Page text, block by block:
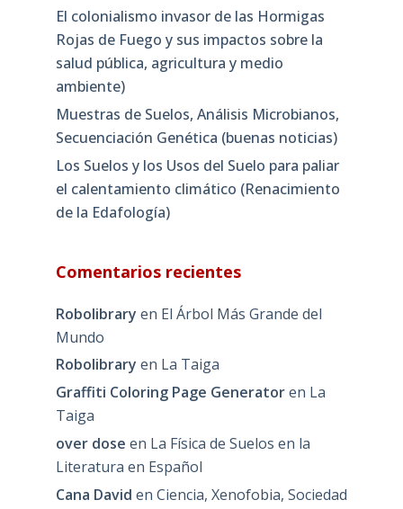
El colonialismo invasor de las Hormigas
Rojas de Fuego y sus impactos sobre la
salud pública, agricultura y medio
ambiente)
Muestras de Suelos, Análisis Microbianos,
Secuenciación Genética (buenas noticias)
Los Suelos y los Usos del Suelo para paliar
el calentamiento climático (Renacimiento
de la Edafología)
Comentarios recientes
Robolibrary en El Árbol Más Grande del
Mundo
Robolibrary en La Taiga
Graffiti Coloring Page Generatoren La
Taiga
over dose en La Física de Suelos en la
Literatura en Español
Cana David en Ciencia, Xenofobia, Sociedad